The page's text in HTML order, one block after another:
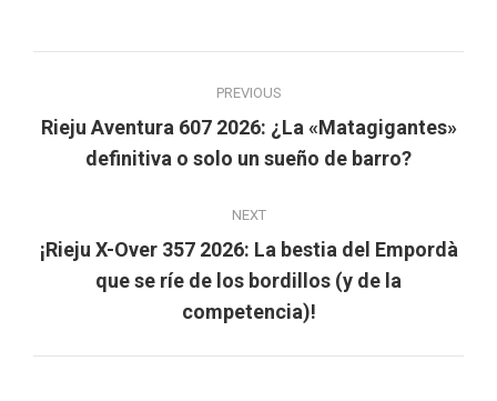
navigation
PREVIOUS
Previous
post:
Rieju Aventura 607 2026: ¿La «Matagigantes»
definitiva o solo un sueño de barro?
NEXT
Next
post:
¡Rieju X-Over 357 2026: La bestia del Empordà
que se ríe de los bordillos (y de la
competencia)!